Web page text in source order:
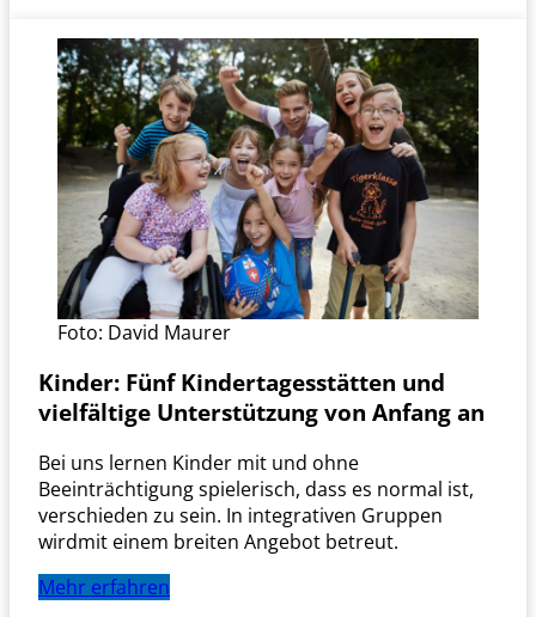
Foto: David Maurer
Kinder: Fünf Kindertagesstätten und
vielfältige Unterstützung von Anfang an
Bei uns lernen Kinder mit und ohne
Beeinträchtigung spielerisch, dass es normal ist,
verschieden zu sein. In integrativen Gruppen
wirdmit einem breiten Angebot betreut.
Mehr erfahren